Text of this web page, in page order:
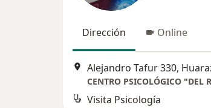
Dirección Online
Alejandro Tafur 330,
CENTRO PSICOLÓGICO "DEL
Visita Psicología